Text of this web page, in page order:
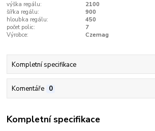
výška regálu:
2100
šířka regálu:
900
hloubka regálu:
450
počet polic:
7
Výrobce:
Czemag
Kompletní specifikace
Komentáře 0
Kompletní specifikace